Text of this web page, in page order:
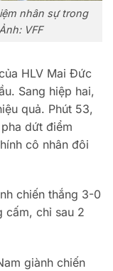
nhân sự trong
VFF
HLV Mai Đức
Sang hiệp hai,
quả. Phút 53,
dứt điểm
cô nhân đôi
chiến thắng 3-0
cấm, chỉ sau 2
giành chiến